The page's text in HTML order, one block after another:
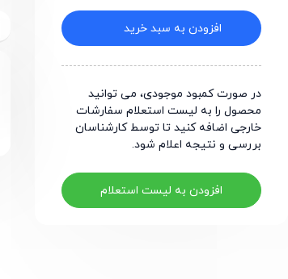
افزودن به سبد خرید
در صورت کمبود موجودی، می توانید
محصول را به لیست استعلام سفارشات
خارجی اضافه کنید تا توسط کارشناسان
بررسی و نتیجه اعلام شود.
افزودن به لیست استعلام